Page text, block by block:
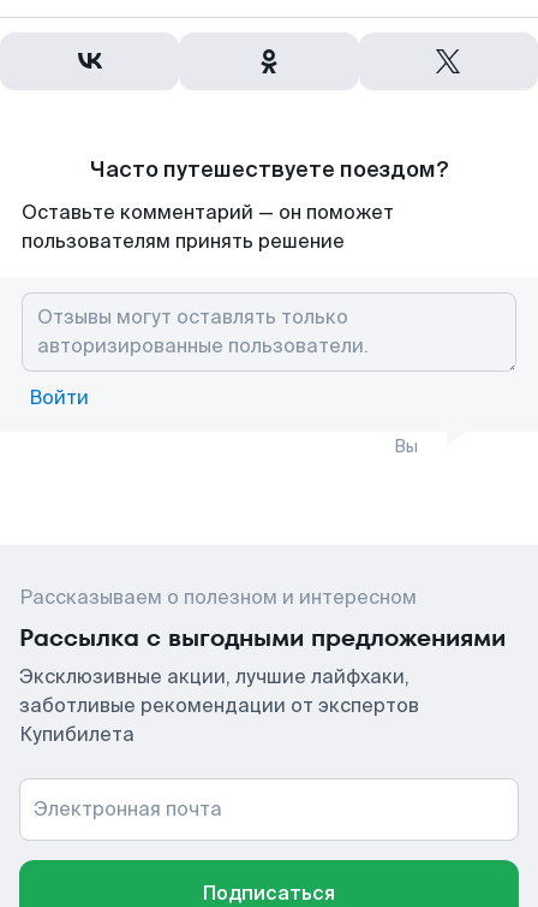
Часто путешествуете поездом?
Оставьте комментарий — он поможет
пользователям принять решение
Войти
Вы
Рассказываем о полезном и интересном
Рассылка с выгодными предложениями
Эксклюзивные акции, лучшие лайфхаки,
заботливые рекомендации от экспертов
Купибилета
Электронная почта
Подписаться